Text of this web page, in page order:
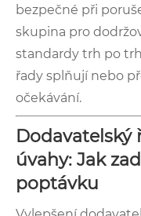
bezpečné při
skupina pro
standardy trh po
řady splňují nebo
očekávání.
Dodavatelský
úvahy: Jak
poptávku